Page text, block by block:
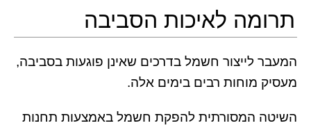
תרומה לאיכות הסביבה
המעבר לייצור חשמל בדרכים שאינן פוגעות בסביבה,
מעסיק מוחות רבים בימים אלה.
השיטה המסורתית להפקת חשמל באמצעות תחנות